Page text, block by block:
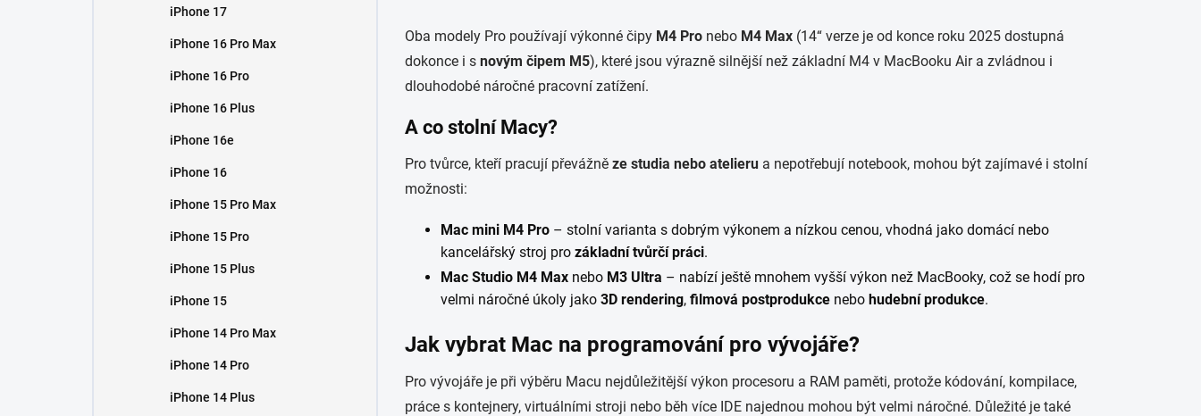
iPhone 17
iPhone 16 Pro Max
iPhone 16 Pro
iPhone 16 Plus
iPhone 16e
iPhone 16
iPhone 15 Pro Max
iPhone 15 Pro
iPhone 15 Plus
iPhone 15
iPhone 14 Pro Max
iPhone 14 Pro
iPhone 14 Plus
Oba modely Pro používají výkonné čipy M4 Pro nebo M4 Max (14“ verze je od konce roku 2025 dostupná
dokonce i s novým čipem M5), které jsou výrazně silnější než základní M4 v MacBooku Air a zvládnou i
dlouhodobé náročné pracovní zatížení.
A co stolní Macy?
Pro tvůrce, kteří pracují převážně ze studia nebo atelieru a nepotřebují notebook, mohou být zajímavé i stolní
možnosti:
Mac mini M4 Pro – stolní varianta s dobrým výkonem a nízkou cenou, vhodná jako domácí nebo
kancelářský stroj pro základní tvůrčí práci.
Mac Studio M4 Max nebo M3 Ultra – nabízí ještě mnohem vyšší výkon než MacBooky, což se hodí pro
velmi náročné úkoly jako 3D rendering, filmová postprodukce nebo hudební produkce.
Jak vybrat Mac na programování pro vývojáře?
Pro vývojáře je při výběru Macu nejdůležitější výkon procesoru a RAM paměti, protože kódování, kompilace,
práce s kontejnery, virtuálními stroji nebo běh více IDE najednou mohou být velmi náročné. Důležité je také